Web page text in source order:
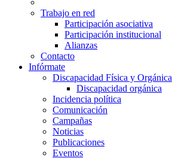
Trabajo en red
Participación asociativa
Participación institucional
Alianzas
Contacto
Infórmate
Discapacidad Física y Orgánica
Discapacidad orgánica
Incidencia política
Comunicación
Campañas
Noticias
Publicaciones
Eventos